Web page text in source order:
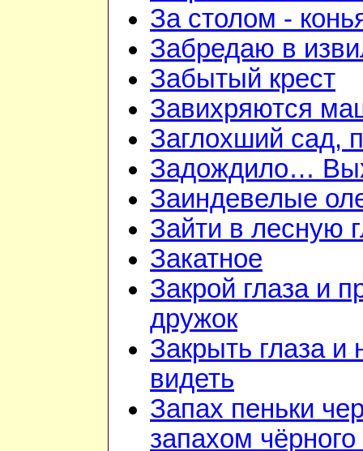
За столом -
Забредаю в
Забытый крест
Завихряются
Заглохший сад,
Задождило…
Заиндевелые
Зайти в лесную
Закатное
Закрой глаза и
дружок
Закрыть глаза и
видеть
Запах пеньки
запахом